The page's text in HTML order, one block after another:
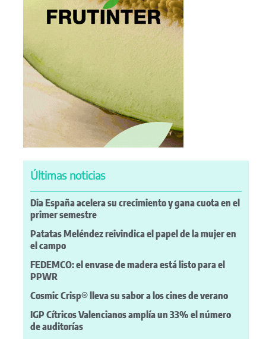
Últimas noticias
Dia España acelera su crecimiento y gana cuota en el
primer semestre
Patatas Meléndez reivindica el papel de la mujer en
el campo
FEDEMCO: el envase de madera está listo para el
PPWR
Cosmic Crisp® lleva su sabor a los cines de verano
IGP Cítricos Valencianos amplía un 33% el número
de auditorías